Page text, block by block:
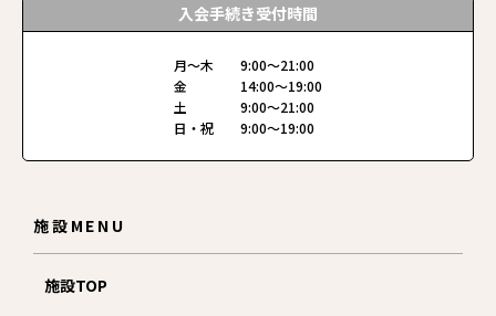
入会手続き受付時間
月〜木 9:00〜21:00
金 14:00〜19:00
土 9:00〜21:00
日・祝 9:00〜19:00
施設MENU
施設TOP